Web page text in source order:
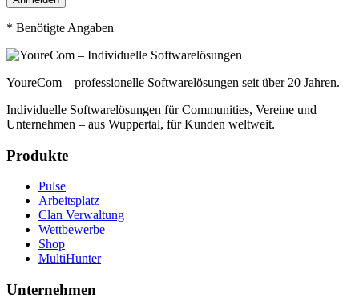
* Benötigte Angaben
YoureCom – professionelle Softwarelösungen seit über 20 Jahren.
Individuelle Softwarelösungen für Communities, Vereine und
Unternehmen – aus Wuppertal, für Kunden weltweit.
Produkte
Pulse
Arbeitsplatz
Clan Verwaltung
Wettbewerbe
Shop
MultiHunter
Unternehmen